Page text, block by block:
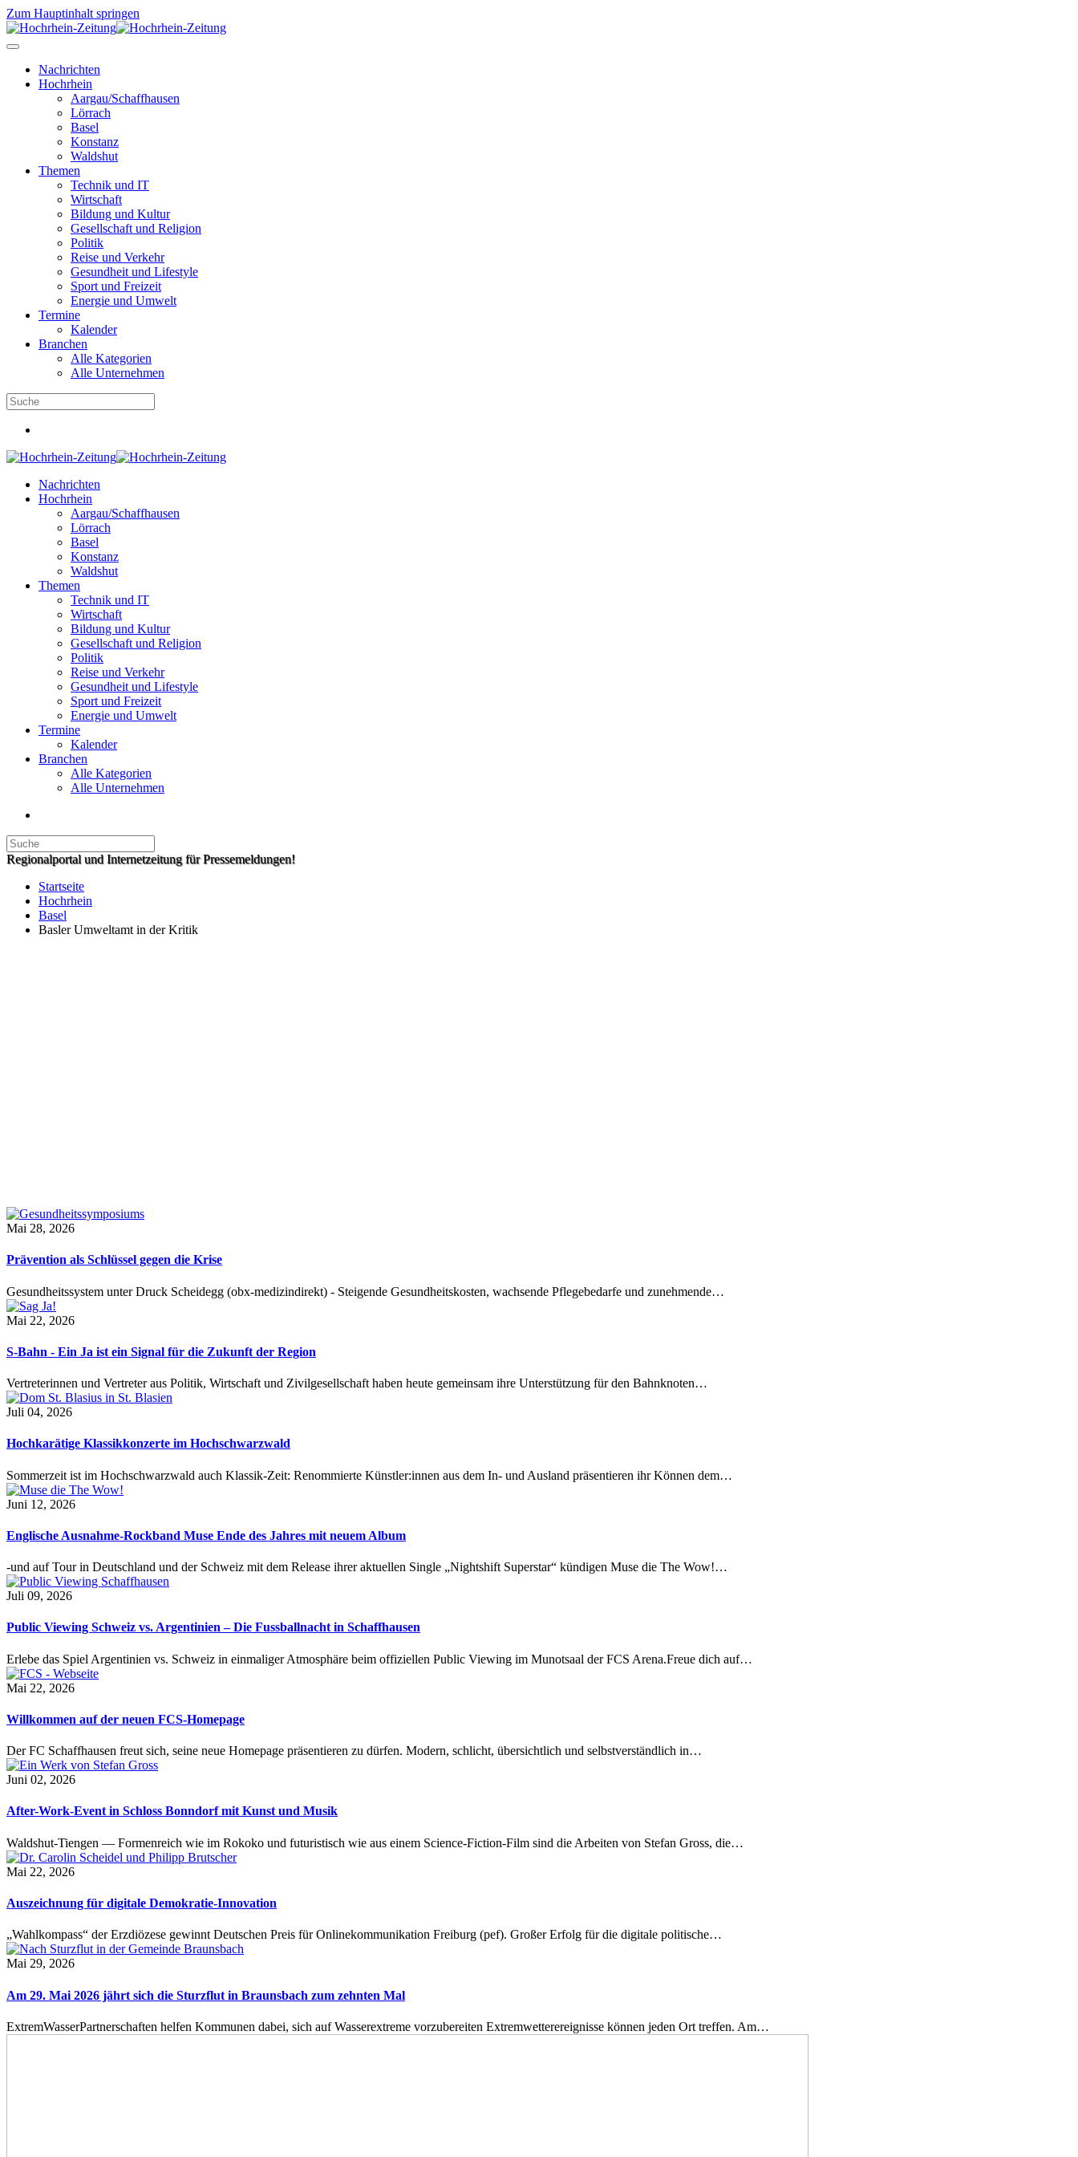
Zum Hauptinhalt springen
Nachrichten
Hochrhein
Aargau/Schaffhausen
Lörrach
Basel
Konstanz
Waldshut
Themen
Technik und IT
Wirtschaft
Bildung und Kultur
Gesellschaft und Religion
Politik
Reise und Verkehr
Gesundheit und Lifestyle
Sport und Freizeit
Energie und Umwelt
Termine
Kalender
Branchen
Alle Kategorien
Alle Unternehmen
Nachrichten
Hochrhein
Aargau/Schaffhausen
Lörrach
Basel
Konstanz
Waldshut
Themen
Technik und IT
Wirtschaft
Bildung und Kultur
Gesellschaft und Religion
Politik
Reise und Verkehr
Gesundheit und Lifestyle
Sport und Freizeit
Energie und Umwelt
Termine
Kalender
Branchen
Alle Kategorien
Alle Unternehmen
Regionalportal und Internetzeitung für Pressemeldungen!
Startseite
Hochrhein
Basel
Basler Umweltamt in der Kritik
Mai 28, 2026
Prävention als Schlüssel gegen die Krise
Gesundheitssystem unter Druck Scheidegg (obx-medizindirekt) - Steigende Gesundheitskosten, wachsende Pflegebedarfe und zunehmende…
Mai 22, 2026
S-Bahn - Ein Ja ist ein Signal für die Zukunft der Region
Vertreterinnen und Vertreter aus Politik, Wirtschaft und Zivilgesellschaft haben heute gemeinsam ihre Unterstützung für den Bahnknoten…
Juli 04, 2026
Hochkarätige Klassikkonzerte im Hochschwarzwald
Sommerzeit ist im Hochschwarzwald auch Klassik-Zeit: Renommierte Künstler:innen aus dem In- und Ausland präsentieren ihr Können dem…
Juni 12, 2026
Englische Ausnahme-Rockband Muse Ende des Jahres mit neuem Album
-und auf Tour in Deutschland und der Schweiz mit dem Release ihrer aktuellen Single „Nightshift Superstar“ kündigen Muse die The Wow!…
Juli 09, 2026
Public Viewing Schweiz vs. Argentinien – Die Fussballnacht in Schaffhausen
Erlebe das Spiel Argentinien vs. Schweiz in einmaliger Atmosphäre beim offiziellen Public Viewing im Munotsaal der FCS Arena.Freue dich auf…
Mai 22, 2026
Willkommen auf der neuen FCS-Homepage
Der FC Schaffhausen freut sich, seine neue Homepage präsentieren zu dürfen. Modern, schlicht, übersichtlich und selbstverständlich in…
Juni 02, 2026
After-Work-Event in Schloss Bonndorf mit Kunst und Musik
Waldshut-Tiengen — Formenreich wie im Rokoko und futuristisch wie aus einem Science-Fiction-Film sind die Arbeiten von Stefan Gross, die…
Mai 22, 2026
Auszeichnung für digitale Demokratie-Innovation
„Wahlkompass“ der Erzdiözese gewinnt Deutschen Preis für Onlinekommunikation Freiburg (pef). Großer Erfolg für die digitale politische…
Mai 29, 2026
Am 29. Mai 2026 jährt sich die Sturzflut in Braunsbach zum zehnten Mal
ExtremWasserPartnerschaften helfen Kommunen dabei, sich auf Wasserextreme vorzubereiten Extremwetterereignisse können jeden Ort treffen. Am…